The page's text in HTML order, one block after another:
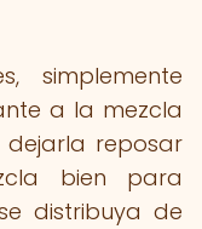
simplemente
a la mezcla
reposar
bien para
distribuya de